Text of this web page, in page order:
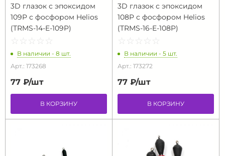
3D глазок с эпоксидом
109P с фосфором Helios
(TRMS-14-E-109P)
☆ ☆ ☆ ☆ ☆
★ ★ ★ ★ ★
В наличии - 8 шт.
Арт.: 173268
77 ₽/шт
В КОРЗИНУ
3D глазок с эпоксидом
108P с фосфором Helios
(TRMS-16-E-108P)
☆ ☆ ☆ ☆ ☆
★ ★ ★ ★ ★
В наличии - 5 шт.
Арт.: 173272
77 ₽/шт
В КОРЗИНУ